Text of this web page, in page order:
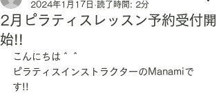
2月ピラティスレッスン予約受付開
始!!
2024年1月17日 読了時間: 2分
こんにちは＾＾
ピラティスインストラクターのManamiで
す!!